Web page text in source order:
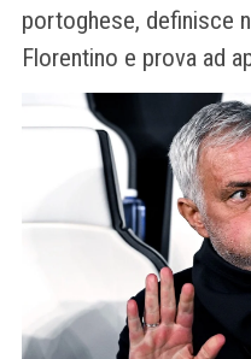
portoghese, definisce
Florentino e prova ad